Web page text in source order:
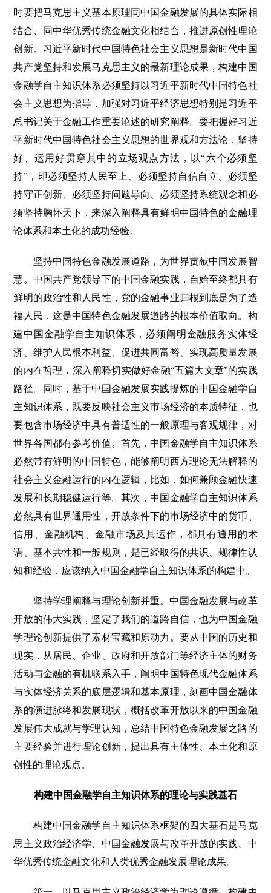
时要把马克思主义基本原理同中国金融发展的具体实际相
结合、同中华优秀传统金融文化相结合，推进原创性理论
创新。习近平新时代中国特色社会主义思想是新时代中国
共产党坚持和发展马克思主义的最新理论成果，构建中国
金融学自主知识体系必须坚持以习近平新时代中国特色社
会主义思想为指导，加强对习近平经济思想特别是习近平
总书记关于金融工作重要论述的研究阐释。要把握好习近
平新时代中国特色社会主义思想的世界观和方法论，坚持
好、运用好贯穿其中的立场观点方法，以“六个必须坚
持”，即必须坚持人民至上、必须坚持自信自立、必须坚
持守正创新、必须坚持问题导向、必须坚持系统观念和必
须坚持胸怀天下，来深入阐释具有鲜明中国特色的金融理
论体系和本土化的成功经验。
坚持中国特色金融发展道路，为世界贡献中国发展智
慧。中国共产党领导下的中国金融实践，自始至终都具有
鲜明的政治性和人民性，党的金融事业归根到底是为了造
福人民，这是中国特色金融发展道路的根本价值取向。构
建中国金融学自主知识体系，必须阐明金融服务实体经
济、维护人民根本利益、促进共同富裕、实现高质量发展
的内在哲理，深入阐释切实做好金融“五篇大文章”的实践
路径。同时，基于中国金融发展实践提炼的中国金融学自
主知识体系，既要反映社会主义市场经济的本质特征，也
要包含市场经济中具有普适性的一般原理与客观规律，对
世界各国都有参考价值。首先，中国金融学自主知识体系
必然带有鲜明的中国特色，能够阐明西方理论无法解释的
社会主义金融运行的内在逻辑，比如，如何兼顾金融快速
发展和长期稳健运行等。其次，中国金融学自主知识体系
必然具有世界通用性，开放条件下的市场经济中的货币、
信用、金融机构、金融市场及其运作，都具有通用的术
语、基本共性和一般规则，是已经取得的共识、规律性认
知和经验，应该纳入中国金融学自主知识体系的构建中。
坚持学理阐释与理论创新并重。中国金融发展与改革
开放的伟大实践，坚定了我们的道路自信，也为中国金融
学理论创新提供了素材宝藏和原动力。要从中国的历史和
现实，从居民、企业、政府和开放部门等经济主体的财务
活动与金融的有机联系入手，阐明中国特色现代金融体系
与实体经济关系的底层逻辑和基本原理，刻画中国金融体
系的演进脉络和发展现状，概括改革开放以来的中国金融
发展伟大成就与学理认知，总结中国特色金融发展之路的
主要经验并进行理论创新，提出具有主体性、本土化和原
创性的理论观点。
构建中国金融学自主知识体系的理论与实践基石
构建中国金融学自主知识体系框架的四大基石是马克
思主义政治经济学、中国金融发展与改革开放的实践、中
华优秀传统金融文化和人类优秀金融发展理论成果。